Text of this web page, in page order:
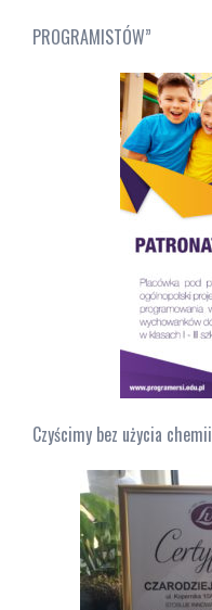
PROGRAMISTÓW”
Czyścimy bez użycia chemii